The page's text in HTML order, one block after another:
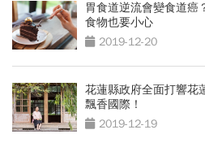
胃食道逆流會變食道癌
食物也要小心
2019-12-20
花蓮縣政府全面打響花
飄香國際！
2019-12-19